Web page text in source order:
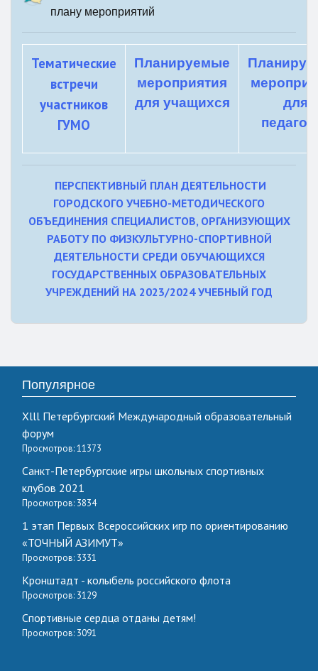
плану мероприятий
Тематические
встречи
участников
ГУМО
Планируемые
мероприятия
для учащихся
для
ПЕРСПЕКТИВНЫЙ ПЛАН ДЕЯТЕЛЬНОСТИ
ГОРОДСКОГО УЧЕБНО-МЕТОДИЧЕСКОГО
ОБЪЕДИНЕНИЯ СПЕЦИАЛИСТОВ, ОРГАНИЗУЮЩИХ
РАБОТУ ПО ФИЗКУЛЬТУРНО-СПОРТИВНОЙ
ДЕЯТЕЛЬНОСТИ СРЕДИ ОБУЧАЮЩИХСЯ
ГОСУДАРСТВЕННЫХ ОБРАЗОВАТЕЛЬНЫХ
УЧРЕЖДЕНИЙ НА 2023/2024 УЧЕБНЫЙ ГОД
Популярное
Xlll Петербургский Международный образовательный
форум
Просмотров: 11373
Санкт-Петербургские игры школьных спортивных
клубов 2021
Просмотров: 3834
1 этап Первых Всероссийских игр по ориентированию
«ТОЧНЫЙ АЗИМУТ»
Просмотров: 3331
Кронштадт - колыбель российского флота
Просмотров: 3129
Спортивные сердца отданы детям!
Просмотров: 3091